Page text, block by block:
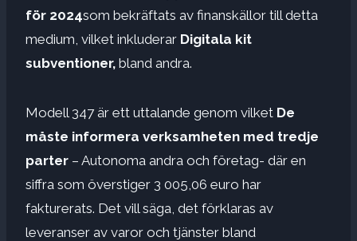
för 2024som bekräftats av finanskällor till detta
medium, vilket inkluderar Digitala kit
subventioner, bland andra.
Modell 347 är ett uttalande genom vilket De
måste informera verksamheten med tredje
parter – Autonoma andra och företag- där en
siffra som överstiger 3 005,06 euro har
fakturerats. Det vill säga, det förklaras av
leveranser av varor och tjänster bland